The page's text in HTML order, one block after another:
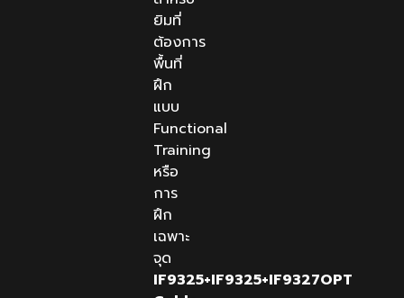
ยิมที่
ต้องการ
พื้นที่
ฝึก
แบบ
Functional
Training
หรือ
การ
ฝึก
เฉพาะ
จุด
IF9325+IF9325+IF9327OPT